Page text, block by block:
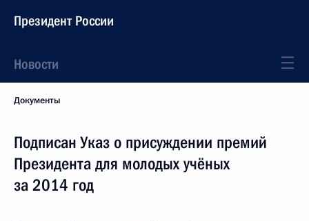
Президент России
Новости
Документы
Подписан Указ о присуждении премий
Президента для молодых учёных
за 2014 год